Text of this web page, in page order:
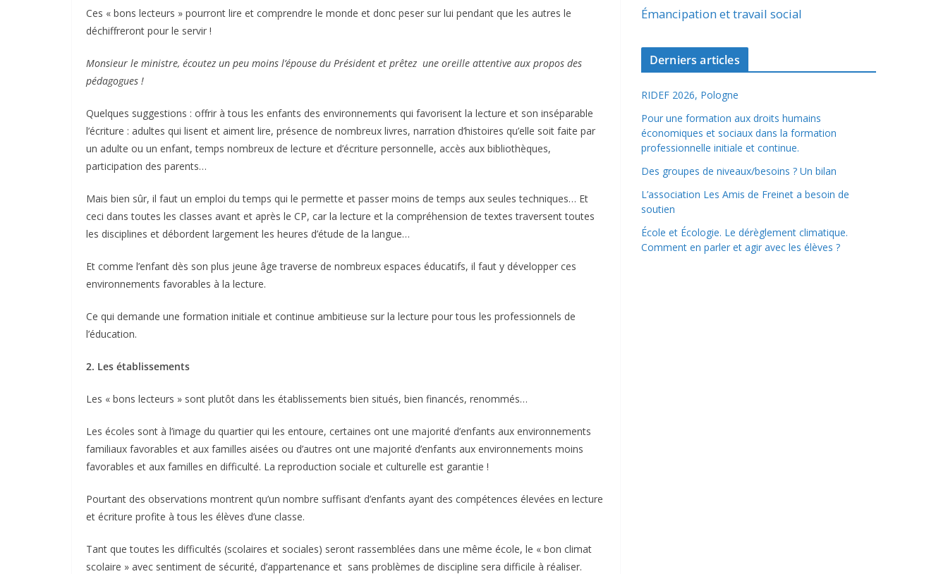
Ces « bons lecteurs » pourront lire et comprendre le monde et donc peser sur lui pendant que les autres le
déchiffreront pour le servir !
Monsieur le ministre, écoutez un peu moins l’épouse du Président et prêtez une oreille attentive aux propos des
pédagogues !
Quelques suggestions : offrir à tous les enfants des environnements qui favorisent la lecture et son inséparable
l’écriture : adultes qui lisent et aiment lire, présence de nombreux livres, narration d’histoires qu’elle soit faite par
un adulte ou un enfant, temps nombreux de lecture et d’écriture personnelle, accès aux bibliothèques,
participation des parents…
Mais bien sûr, il faut un emploi du temps qui le permette et passer moins de temps aux seules techniques… Et
ceci dans toutes les classes avant et après le CP, car la lecture et la compréhension de textes traversent toutes
les disciplines et débordent largement les heures d’étude de la langue…
Et comme l’enfant dès son plus jeune âge traverse de nombreux espaces éducatifs, il faut y développer ces
environnements favorables à la lecture.
Ce qui demande une formation initiale et continue ambitieuse sur la lecture pour tous les professionnels de
l’éducation.
2. Les établissements
Les « bons lecteurs » sont plutôt dans les établissements bien situés, bien financés, renommés…
Les écoles sont à l’image du quartier qui les entoure, certaines ont une majorité d’enfants aux environnements
familiaux favorables et aux familles aisées ou d’autres ont une majorité d’enfants aux environnements moins
favorables et aux familles en difficulté. La reproduction sociale et culturelle est garantie !
Pourtant des observations montrent qu’un nombre suffisant d’enfants ayant des compétences élevées en lecture
et écriture profite à tous les élèves d’une classe.
Tant que toutes les difficultés (scolaires et sociales) seront rassemblées dans une même école, le « bon climat
scolaire » avec sentiment de sécurité, d’appartenance et sans problèmes de discipline sera difficile à réaliser.
Émancipation et travail social
Derniers articles
RIDEF 2026, Pologne
Pour une formation aux droits humains
économiques et sociaux dans la formation
professionnelle initiale et continue.
Des groupes de niveaux/besoins ? Un bilan
L’association Les Amis de Freinet a besoin de
soutien
École et Écologie. Le dérèglement climatique.
Comment en parler et agir avec les élèves ?